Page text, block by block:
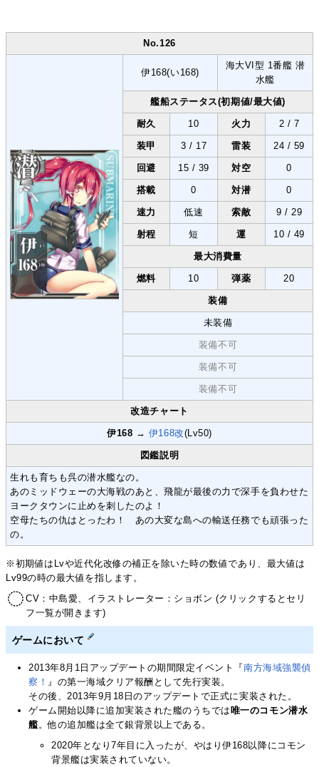
No.126
伊168(い168)
海大VI型 1番艦 潜
水艦
艦船ステータス(初期値/最大値)
耐久 10 火力 2 / 7
装甲 3 / 17 雷装 24 / 59
回避 15 / 39 対空 0
搭載 0 対潜 0
速力 低速 索敵 9 / 29
射程 短 運 10 / 49
最大消費量
燃料 10 弾薬 20
装備
未装備
装備不可
装備不可
装備不可
改造チャート
伊168 → 伊168改(Lv50)
図鑑説明
生れも育ちも呉の潜水艦なの。
あのミッドウェーの大海戦のあと、飛龍が最後の力で深手を負わせた
ヨークタウンに止めを刺したのよ！
空母たちの仇はとったわ！ あの大変な島への輸送任務でも頑張った
の。
※初期値はLvや近代化改修の補正を除いた時の数値であり、最大値は
Lv99の時の最大値を指します。
CV：中島愛、イラストレーター：ショボン (クリックするとセリ
フ一覧が開きます)
ゲームにおいて
2013年8月1日アップデートの期間限定イベント『南方海域強襲偵
察！ 』の第一海域クリア報酬として先行実装。
その後、2013年9月18日のアップデートで正式に実装された。
ゲーム開始以降に追加実装された艦のうちでは唯一のコモン潜水
艦。他の追加艦は全て銀背景以上である。
2020年となり7年目に入ったが、やはり伊168以降にコモン
背景艦は実装されていない。